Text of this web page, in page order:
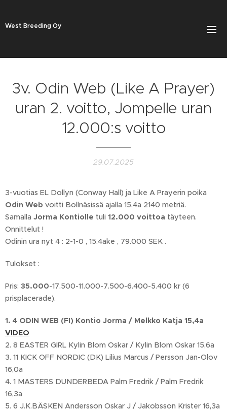
West Breeding Oy
3v. Odin Web (Like A Prayer)
uran 2. voitto, Jompelle uran
12.000:s voitto
29.07.2025
3-vuotias EL Dollyn (Conway Hall) ja Like A Prayerin poika
Odin Web voitti Bollnäsissä ajalla 15.4a 2140 metriä.
Samalla Jorma Kontiolle tuli 12.000 voittoa täyteen.
Onnittelut !
Odinin ura nyt 4 : 2-1-0 , 15.4ake , 79.000 SEK .
Tulokset :
Pris: 35.000-17.500-11.000-7.500-6.400-5.400 kr (6
prisplacerade).
1. 4 ODIN WEB (FI) Kontio Jorma / Melkko Katja 15,4a
VIDEO
2. 8 EASTER GIRL Kylin Blom Oskar / Kylin Blom Oskar 15,6a
3. 11 KICK OFF NORDIC (DK) Lilius Marcus / Persson Jan-Olov
16,0a
4. 1 MASTERS DUNDERBEDA Palm Fredrik / Palm Fredrik
16,3a
5. 6 J.K.BÄSKEN Andersson Oskar J / Jakobsson Krister 16,3a